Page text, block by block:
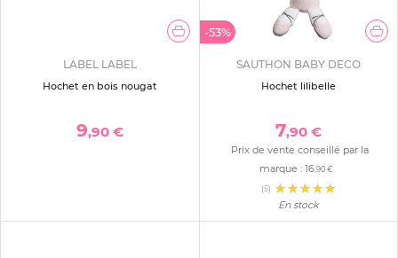
LABEL LABEL
Hochet en bois nougat
9,90 €
-53%
SAUTHON BABY DECO
Hochet lilibelle
7,90 €
Prix de vente conseillé par la
marque :16,90 €
(5)
En stock